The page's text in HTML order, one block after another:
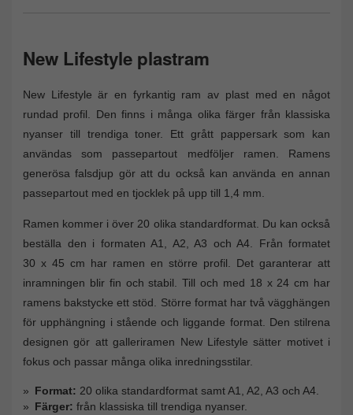
New Lifestyle plastram
New Lifestyle är en fyrkantig ram av plast med en något
rundad profil. Den finns i många olika färger från klassiska
nyanser till trendiga toner. Ett grått pappersark som kan
användas som passepartout medföljer ramen. Ramens
generösa falsdjup gör att du också kan använda en annan
passepartout med en tjocklek på upp till 1,4 mm.
Ramen kommer i över 20 olika standardformat. Du kan också
beställa den i formaten A1, A2, A3 och A4. Från formatet
30 x 45 cm har ramen en större profil. Det garanterar att
inramningen blir fin och stabil. Till och med 18 x 24 cm har
ramens bakstycke ett stöd. Större format har två vägghängen
för upphängning i stående och liggande format. Den stilrena
designen gör att galleriramen New Lifestyle sätter motivet i
fokus och passar många olika inredningsstilar.
Format: 20 olika standardformat samt A1, A2, A3 och A4.
Färger: från klassiska till trendiga nyanser.